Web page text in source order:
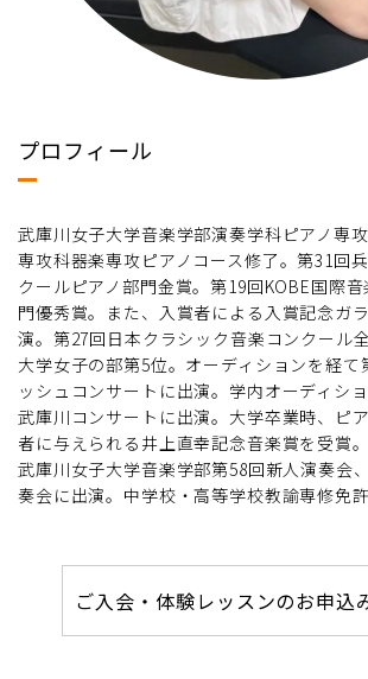
プロフィール
武庫川女子大学音楽学部演奏学科ピアノ専
専攻科器楽専攻ピアノコース修了。第31回
クールピアノ部門金賞。第19回KOBE国際
門優秀賞。また、入賞者による入賞記念ガ
演。第27回日本クラシック音楽コンクール
大学女子の部第5位。オーディションを経て
ッシュコンサートに出演。学内オーディシ
武庫川コンサートに出演。大学卒業時、ピ
者に与えられる井上直幸記念音楽賞を受賞。
武庫川女子大学音楽学部第58回新人演奏会
奏会に出演。中学校・高等学校教諭専修免
ご入会・体験レッスンのお申込